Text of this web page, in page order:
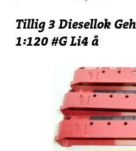
Tillig 3 Diesellok
1:120 #G Li4 å